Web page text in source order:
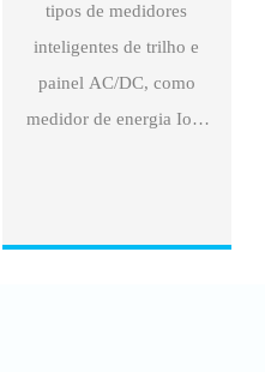
tipos de medidores
inteligentes de trilho e
painel AC/DC, como
medidor de energia IoT,